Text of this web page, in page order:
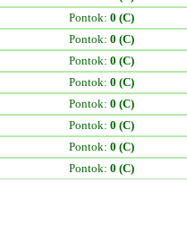
Pontok: 0 (C)
Pontok: 0 (C)
Pontok: 0 (C)
Pontok: 0 (C)
Pontok: 0 (C)
Pontok: 0 (C)
Pontok: 0 (C)
Pontok: 0 (C)